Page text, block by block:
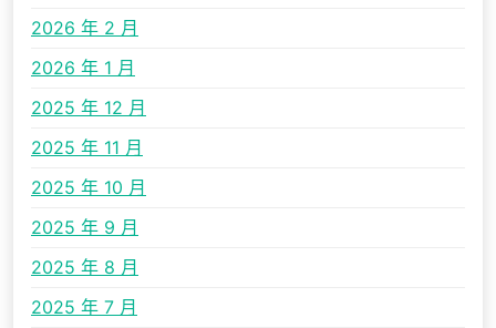
2026 年 2 月
2026 年 1 月
2025 年 12 月
2025 年 11 月
2025 年 10 月
2025 年 9 月
2025 年 8 月
2025 年 7 月